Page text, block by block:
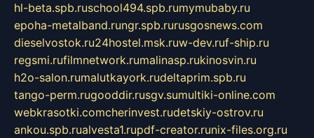
hl-beta.spb.ruschool494.spb.rumymubaby.ru
epoha-metalband.rungr.spb.rurusgosnews.com
dieselvostok.ru24hostel.msk.ruw-dev.ruf-ship.ru
regsmi.rufilmnetwork.rumalinasp.rukinosvin.ru
h2o-salon.rumalutkayork.rudeltaprim.spb.ru
tango-perm.rugooddir.rusgv.sumultiki-online.com
webkrasotki.comcherinvest.rudetskiy-ostrov.ru
ankou.spb.rualvesta1.rupdf-creator.runix-files.org.ru